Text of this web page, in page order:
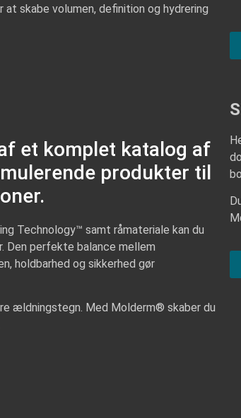
skabe volumen, definition og hydrering
et komplet katalog af
produkter til
Technology™ samt råmateriale kan du
Den perfekte balance mellem
holdbarhed og sikkerhed gør
ældningstegn. Med Molderm® skaber du